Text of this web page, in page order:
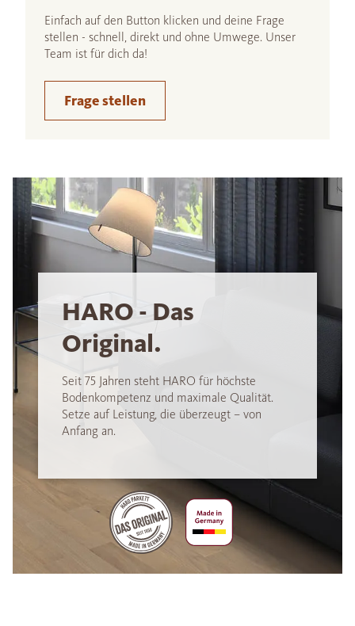
Einfach auf den Button klicken und deine Frage
stellen - schnell, direkt und ohne Umwege. Unser
Team ist für dich da!
Frage stellen
HARO - Das
Original.
Seit 75 Jahren steht HARO für höchste
Bodenkompetenz und maximale Qualität.
Setze auf Leistung, die überzeugt – von
Anfang an.